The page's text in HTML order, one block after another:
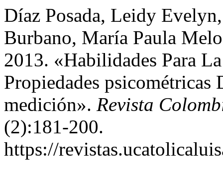
Díaz Posada, Leidy
Burbano, María Paula
2013. «Habilidades Para
Propiedades psicométricas
medición». Revista
(2):181-200.
https://